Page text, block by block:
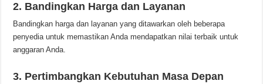
2. Bandingkan Harga dan Layanan
Bandingkan harga dan layanan yang ditawarkan oleh beberapa
penyedia untuk memastikan Anda mendapatkan nilai terbaik untuk
anggaran Anda.
3. Pertimbangkan Kebutuhan Masa Depan